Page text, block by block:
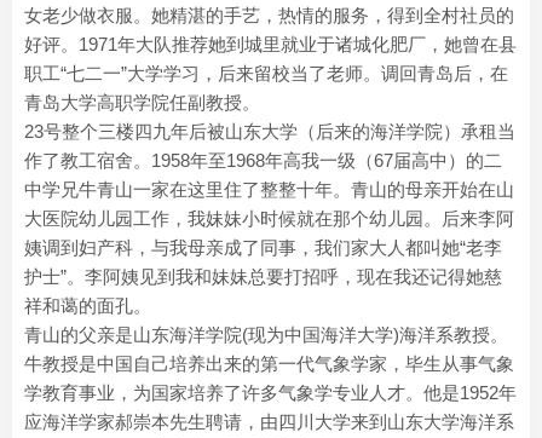
女老少做衣服。她精湛的手艺，热情的服务，得到全村社员的
好评。1971年大队推荐她到城里就业于诸城化肥厂，她曾在县
职工“七二一”大学学习，后来留校当了老师。调回青岛后，在
青岛大学高职学院任副教授。
23号整个三楼四九年后被山东大学（后来的海洋学院）承租当
作了教工宿舍。1958年至1968年高我一级（67届高中）的二
中学兄牛青山一家在这里住了整整十年。青山的母亲开始在山
大医院幼儿园工作，我妹妹小时候就在那个幼儿园。后来李阿
姨调到妇产科，与我母亲成了同事，我们家大人都叫她“老李
护士”。李阿姨见到我和妹妹总要打招呼，现在我还记得她慈
祥和蔼的面孔。
青山的父亲是山东海洋学院(现为中国海洋大学)海洋系教授。
牛教授是中国自己培养出来的第一代气象学家，毕生从事气象
学教育事业，为国家培养了许多气象学专业人才。他是1952年
应海洋学家郝崇本先生聘请，由四川大学来到山东大学海洋系